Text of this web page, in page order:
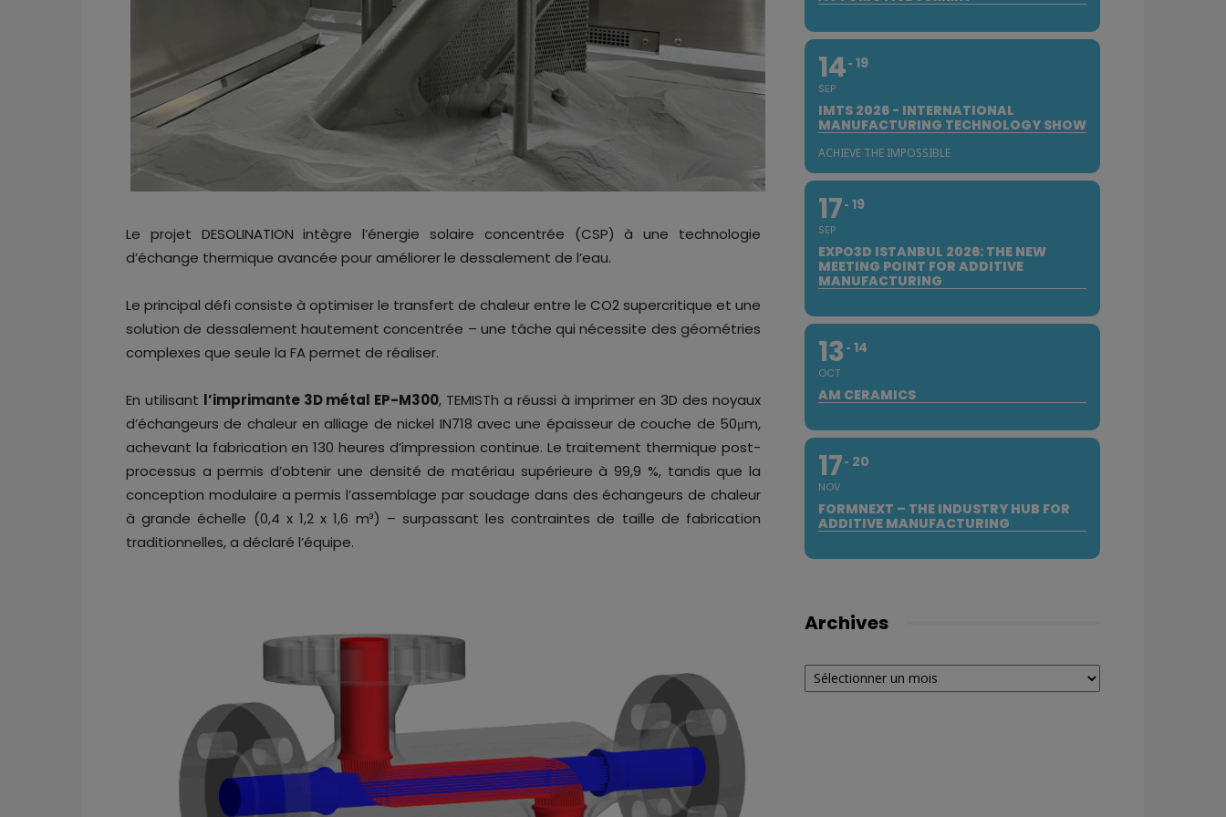
Le projet DESOLINATION intègre l’énergie solaire concentrée (CSP) à une technologie
d’échange thermique avancée pour améliorer le dessalement de l’eau.
Le principal défi consiste à optimiser le transfert de chaleur entre le CO2 supercritique et une
solution de dessalement hautement concentrée – une tâche qui nécessite des géométries
complexes que seule la FA permet de réaliser.
En utilisant l’imprimante 3D métal EP-M300, TEMISTh a réussi à imprimer en 3D des noyaux
d’échangeurs de chaleur en alliage de nickel IN718 avec une épaisseur de couche de 50μm,
achevant la fabrication en 130 heures d’impression continue. Le traitement thermique post-
processus a permis d’obtenir une densité de matériau supérieure à 99,9 %, tandis que la
conception modulaire a permis l’assemblage par soudage dans des échangeurs de chaleur
à grande échelle (0,4 x 1,2 x 1,6 m³) – surpassant les contraintes de taille de fabrication
traditionnelles, a déclaré l’équipe.
14
SEP
19
IMTS 2026 - INTERNATIONAL
MANUFACTURING TECHNOLOGY SHOW
ACHIEVE THE IMPOSSIBLE
17
SEP
19
EXPO3D ISTANBUL 2026: THE NEW
MEETING POINT FOR ADDITIVE
MANUFACTURING
13
OCT
14
AM CERAMICS
17
NOV
20
FORMNEXT – THE INDUSTRY HUB FOR
ADDITIVE MANUFACTURING
Archives
Archives